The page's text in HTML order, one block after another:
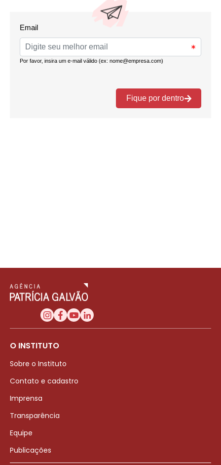
O INSTITUTO
Sobre o Instituto
Contato e cadastro
Imprensa
Transparência
Equipe
Publicações